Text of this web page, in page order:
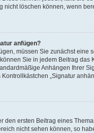
nicht löschen können, wenn
anfügen?
müssen Sie zunächst
Sie in jedem Beitrag
Anhängen Ihrer
„Signatur
den ersten Beitrag eines
nicht sehen können, so